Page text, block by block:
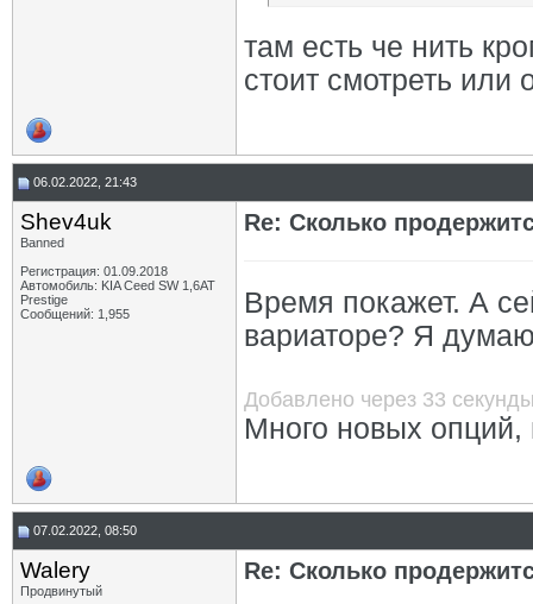
там есть че нить
стоит смотреть или
06.02.2022, 21:43
Shev4uk
Banned
Регистрация: 01.09.2018
Автомобиль: KIA Ceed SW 1,6AT
Prestige
Сообщений: 1,955
Re: Сколько
Время покажет. А
вариаторе? Я
Добавлено через 33
Много новых
07.02.2022, 08:50
Walery
Продвинутый
Re: Сколько